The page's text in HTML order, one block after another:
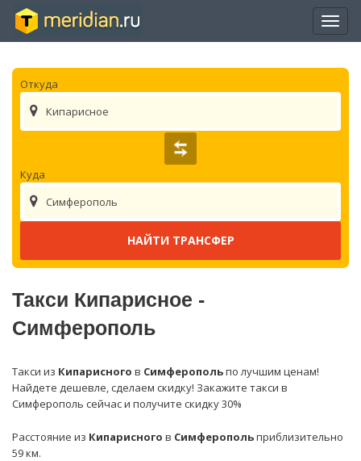
Откуда
Кипарисное
Куда
Симферополь
Такси Кипарисное -
Симферополь
Такси из Кипарисного в Симферопольпо лучшим ценам!
Найдете дешевле, сделаем скидку! Закажите такси в
Симферополь сейчас и получите скидку 30%
Расстояние из Кипарисного в Симферопольприблизительно
59 км.